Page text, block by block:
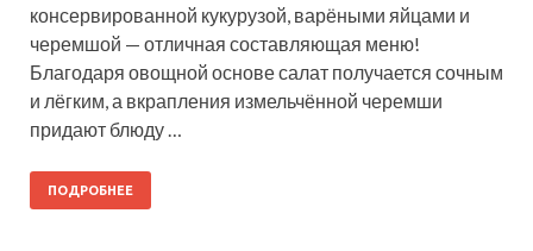
консервированной кукурузой, варёными яйцами и
черемшой — отличная составляющая меню!
Благодаря овощной основе салат получается сочным
и лёгким, а вкрапления измельчённой черемши
придают блюду …
ПОДРОБНЕЕ